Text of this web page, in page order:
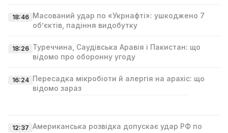
18:46 Масований удар по «Укрнафті»: ушкоджено 7
об’єктів, падіння видобутку
18:26 Туреччина, Саудівська Аравія і Пакистан: що
відомо про оборонну угоду
16:24 Пересадка мікробіоти й алергія на арахіс: що
відомо зараз
12:37 Американська розвідка допускає удар РФ по